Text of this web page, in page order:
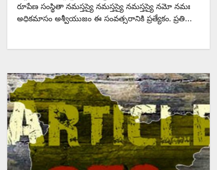
రూపేణ సంస్థితా నమస్తస్యై నమస్తస్యై నమస్తస్యై నమో నమః
అధికమాసం అశ్వీయుజం ఈ సంవత్సరానికి ప్రత్యేకం. ప్రతి…